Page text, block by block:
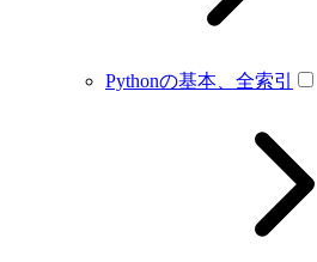
Pythonの基本、全索引